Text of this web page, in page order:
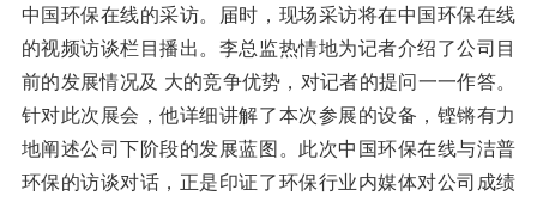
中国环保在线的采访。届时，现场采访将在中国环保在线
的视频访谈栏目播出。李总监热情地为记者介绍了公司目
前的发展情况及 大的竞争优势，对记者的提问一一作答。
针对此次展会，他详细讲解了本次参展的设备，铿锵有力
地阐述公司下阶段的发展蓝图。此次中国环保在线与洁普
环保的访谈对话，正是印证了环保行业内媒体对公司成绩